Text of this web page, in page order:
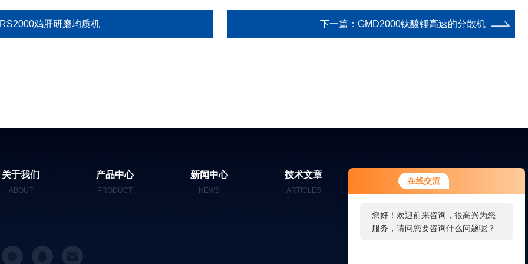
在线交流
您好！欢迎前来咨询，很高兴为您
服务，请问您要咨询什么问题呢？
鸡肝研磨均质机 下一篇： GMD2000钛酸锂高速的分散机
关于我们
ABOUT
产品中心
PRODUCT
新闻中心
NEWS
技术文章
ARTICLES
在线留言
MESSAGES